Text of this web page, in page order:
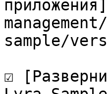
sample/
☑️